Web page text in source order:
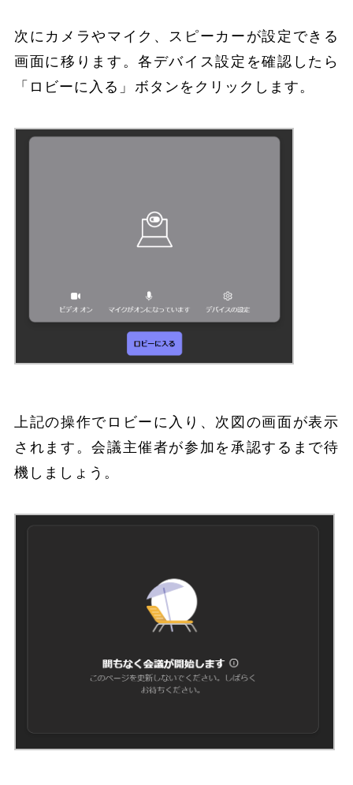
次にカメラやマイク、スピーカーが設定できる
画面に移ります。各デバイス設定を確認したら
「ロビーに入る」ボタンをクリックします。
上記の操作でロビーに入り、次図の画面が表示
されます。会議主催者が参加を承認するまで待
機しましょう。